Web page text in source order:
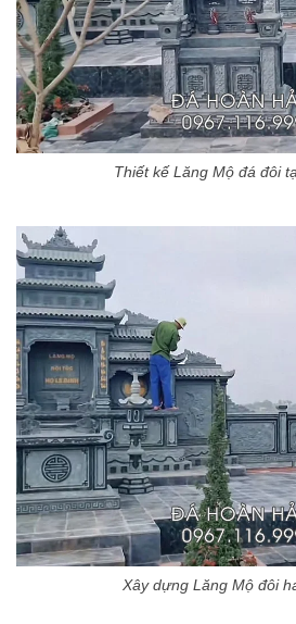
Thiết kế Lăng Mộ đá đôi
Xây dựng Lăng Mộ đôi